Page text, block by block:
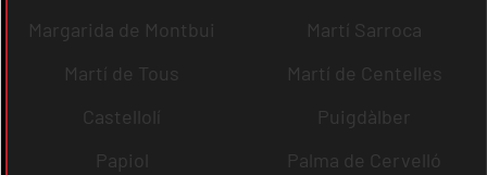
Margarida de Montbui
Martí Sarroca
Martí de Tous
Martí de Centelles
Castellolí
Puigdàlber
Papiol
Palma de Cervelló